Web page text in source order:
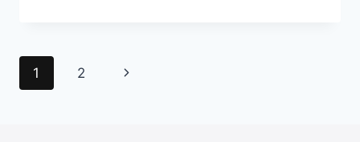
Page
1 2
Next